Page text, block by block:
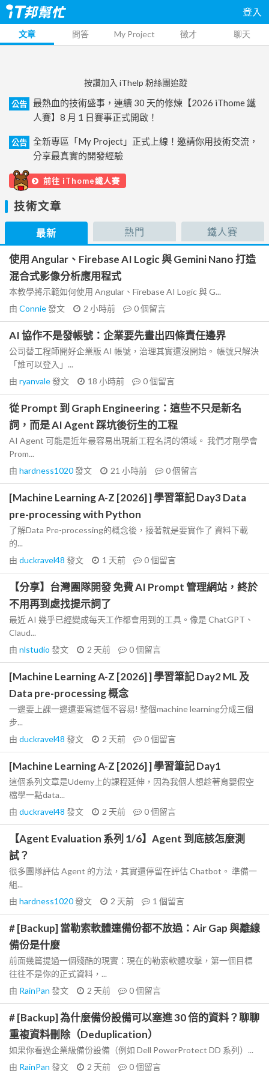
登入
文章 問答 My Project 徵才 聊天
按讚加入 iThelp 粉絲團追蹤
公告
最熱血的技術盛事，連續 30 天的修煉【2026 iThome 鐵
人賽】8 月 1 日賽事正式開啟！
公告
全新專區「My Project」正式上線！邀請你用技術交流，
分享最真實的開發經驗
前往 iThome鐵人賽
技術文章
最新 熱門 鐵人賽
使用 Angular、Firebase AI Logic 與 Gemini Nano 打造
混合式影像分析應用程式
本教學將示範如何使用 Angular、Firebase AI Logic 與 G...
由 Connie發文 2 小時前 0個留言
AI 協作不是發帳號：企業要先畫出四條責任邊界
公司替工程師開好企業版 AI 帳號，治理其實還沒開始。 帳號只解決
「誰可以登入」...
由 ryanvale發文 18 小時前 0個留言
從 Prompt 到 Graph Engineering：這些不只是新名
詞，而是 AI Agent 踩坑後衍生的工程
AI Agent 可能是近年最容易出現新工程名詞的領域。 我們才剛學會
Prom...
由 hardness1020發文 21 小時前 0個留言
[Machine Learning A-Z [2026] ] 學習筆記 Day3 Data
pre-processing with Python
了解Data Pre-processing的概念後，接著就是要實作了 資料下載
的...
由 duckravel48 發文 1 天前 0個留言
【分享】台灣團隊開發 免費 AI Prompt 管理網站，終於
不用再到處找提示詞了
最近 AI 幾乎已經變成每天工作都會用到的工具。像是 ChatGPT、
Claud...
由 nlstudio 發文 2 天前 0個留言
[Machine Learning A-Z [2026] ] 學習筆記 Day2 ML 及
Data pre-processing 概念
一邊要上課一邊還要寫這個不容易! 整個machine learning分成三個
步...
由 duckravel48 發文 2 天前 0個留言
[Machine Learning A-Z [2026] ] 學習筆記 Day1
這個系列文章是Udemy上的課程延伸，因為我個人想趁著育嬰假空
檔學一點data...
由 duckravel48 發文 2 天前 0個留言
【Agent Evaluation 系列 1/6】Agent 到底該怎麼測
試？
很多團隊評估 Agent 的方法，其實還停留在評估 Chatbot。 準備一
組...
由 hardness1020發文 2 天前 1 個留言
# [Backup] 當勒索軟體連備份都不放過：Air Gap 與離線
備份是什麼
前面幾篇提過一個殘酷的現實：現在的勒索軟體攻擊，第一個目標
往往不是你的正式資料，...
由 RainPan 發文 2 天前 0個留言
# [Backup] 為什麼備份設備可以塞進 30 倍的資料？聊聊
重複資料刪除（Deduplication）
如果你看過企業級備份設備（例如 Dell PowerProtect DD 系列）...
由 RainPan 發文 2 天前 0個留言